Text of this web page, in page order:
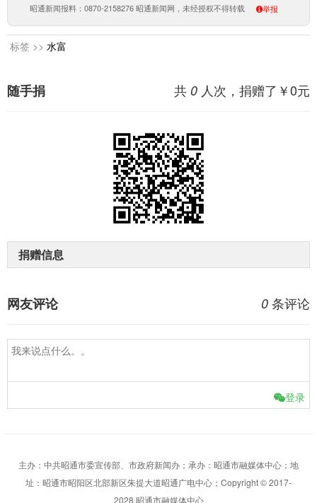
昭通新闻报料：0870-2158276 昭通新闻网，未经授权不得转载 举报
标签 >> 水富
共 0 人次，捐赠了￥0元
随手捐
捐赠信息
0 条评论
网友评论
登录
主办：中共昭通市委宣传部、市政府新闻办；承办：昭通市融媒体中心；地
址：昭通市昭阳区北部新区朱提大道昭通广电中心；Copyright © 2017-
2028 昭通市融媒体中心